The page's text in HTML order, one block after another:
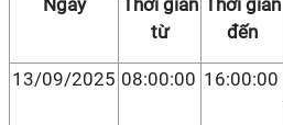
Ngày
Thời gian
từ
Thời gian
đến
13/09/2025 08:00:00 16:00:00